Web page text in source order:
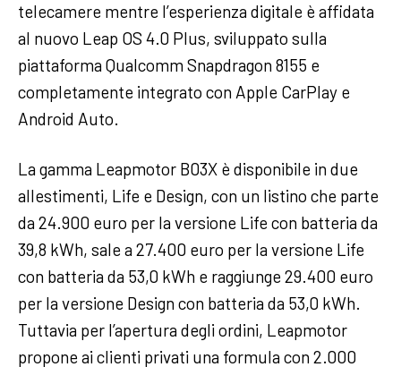
telecamere mentre l’esperienza digitale è affidata
al nuovo Leap OS 4.0 Plus, sviluppato sulla
piattaforma Qualcomm Snapdragon 8155 e
completamente integrato con Apple CarPlay e
Android Auto.
La gamma Leapmotor B03X è disponibile in due
allestimenti, Life e Design, con un listino che parte
da 24.900 euro per la versione Life con batteria da
39,8 kWh, sale a 27.400 euro per la versione Life
con batteria da 53,0 kWh e raggiunge 29.400 euro
per la versione Design con batteria da 53,0 kWh.
Tuttavia per l’apertura degli ordini, Leapmotor
propone ai clienti privati una formula con 2.000